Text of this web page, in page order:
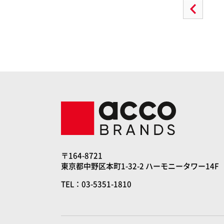
〒164-8721
東京都中野区本町1-32-2 ハーモニータワー14F
TEL：03-5351-1810